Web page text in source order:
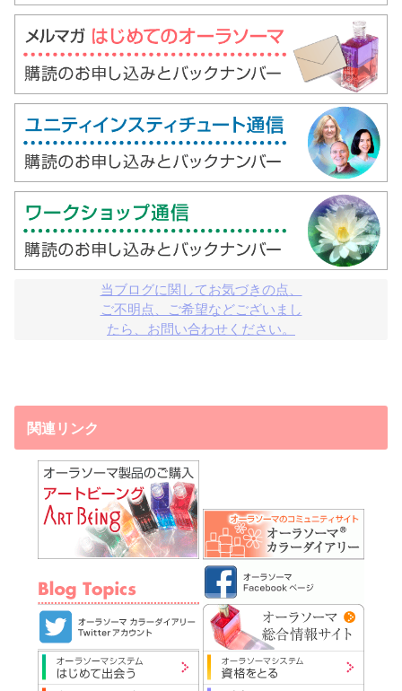
当ブログに関してお気づきの点、
ご不明点、ご希望などございまし
たら、お問い合わせください。
関連リンク